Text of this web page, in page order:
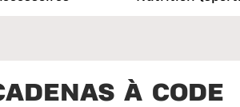
À CODE